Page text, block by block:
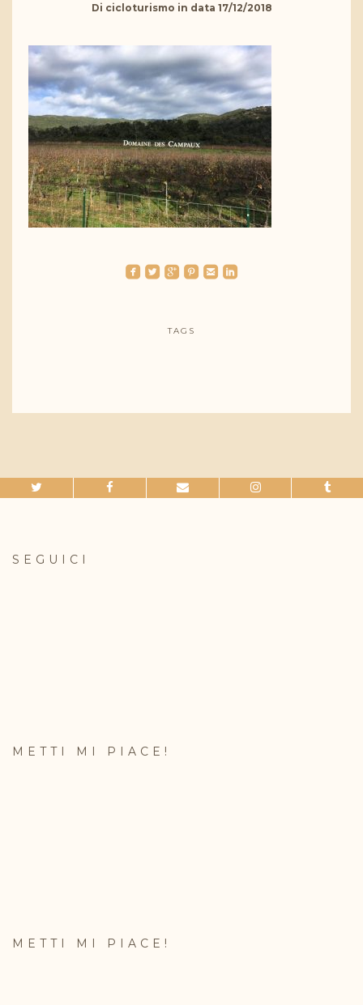
Di cicloturismo in data 17/12/2018
roundedfacebook roundedtwitterbird roundedgoogleplus roundedpinterest roundedemail roundedlinkedin
TAGS
SEGUICI
METTI MI PIACE!
METTI MI PIACE!